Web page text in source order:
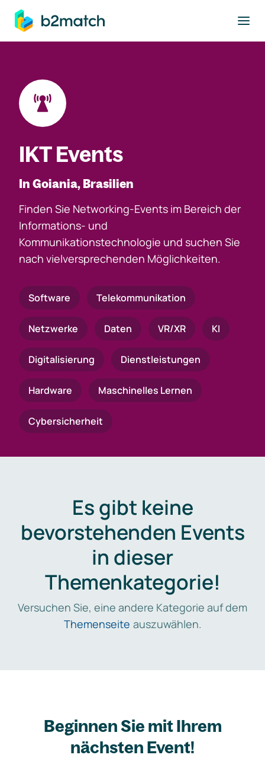
springen
IKT Events
In Goiania, Brasilien
Finden Sie Networking-Events im Bereich der
Informations- und
Kommunikationstechnologie und suchen Sie
nach vielversprechenden Möglichkeiten.
Software Telekommunikation
Netzwerke Daten VR/XR KI
Digitalisierung Dienstleistungen
Hardware Maschinelles Lernen
Cybersicherheit
Es gibt keine
bevorstehenden Events
in dieser
Themenkategorie!
Versuchen Sie, eine andere Kategorie auf dem
Themenseite auszuwählen.
Beginnen Sie mit Ihrem
nächsten Event!